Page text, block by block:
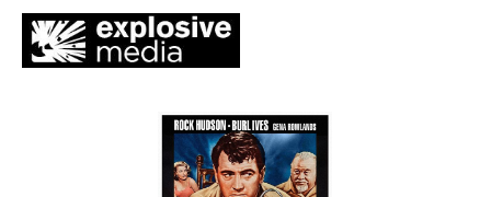
Bildergalerie überspringen